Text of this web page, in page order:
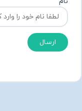
ارسال